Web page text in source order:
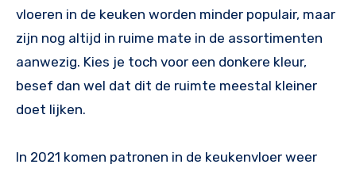
vloeren in de keuken worden minder populair, maar
zijn nog altijd in ruime mate in de assortimenten
aanwezig. Kies je toch voor een donkere kleur,
besef dan wel dat dit de ruimte meestal kleiner
doet lijken.
In 2021 komen patronen in de keukenvloer weer